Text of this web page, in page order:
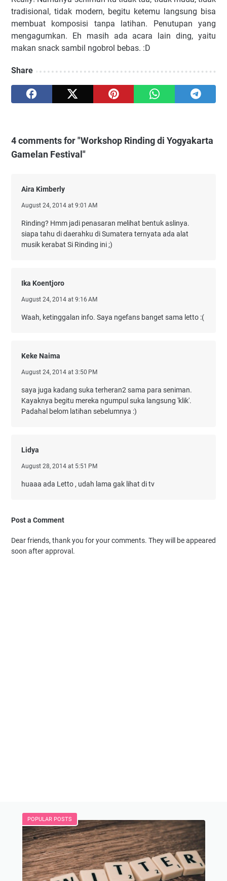
tradisional, tidak modern, begitu ketemu langsung bisa
membuat komposisi tanpa latihan. Penutupan yang
mengagumkan. Eh masih ada acara lain ding, yaitu
makan snack sambil ngobrol bebas. :D
Share
4 comments for "Workshop Rinding di Yogyakarta
Gamelan Festival"
Aira Kimberly
August 24, 2014 at 9:01 AM
Rinding? Hmm jadi penasaran melihat bentuk aslinya.
siapa tahu di daerahku di Sumatera ternyata ada alat
musik kerabat Si Rinding ini ;)
Ika Koentjoro
August 24, 2014 at 9:16 AM
Waah, ketinggalan info. Saya ngefans banget sama letto :(
Keke Naima
August 24, 2014 at 3:50 PM
saya juga kadang suka terheran2 sama para seniman.
Kayaknya begitu mereka ngumpul suka langsung 'klik'.
Padahal belom latihan sebelumnya :)
Lidya
August 28, 2014 at 5:51 PM
huaaa ada Letto , udah lama gak lihat di tv
Post a Comment
Dear friends, thank you for your comments. They will be appeared
soon after approval.
POPULAR POSTS